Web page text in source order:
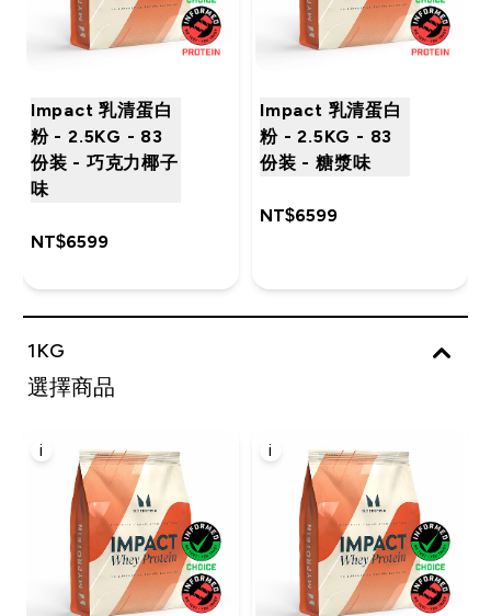
Impact 乳清蛋白
粉 - 2.5KG - 83
份装 - 巧克力椰子
味
NT$6599‎
Impact 乳清蛋白
粉 - 2.5KG - 83
份装 - 糖漿味
NT$6599‎
1KG
選擇商品
i i